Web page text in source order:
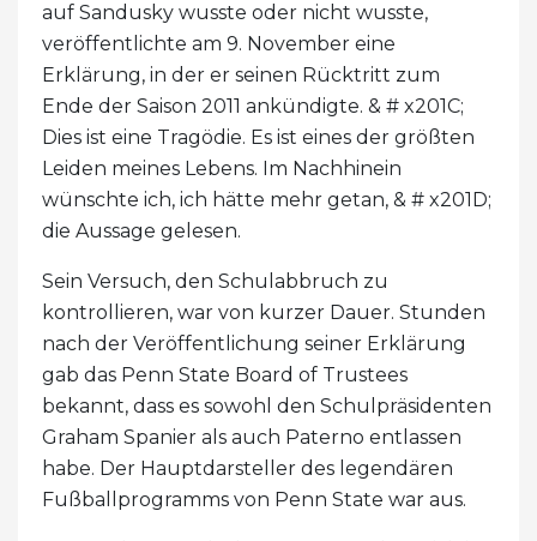
auf Sandusky wusste oder nicht wusste,
veröffentlichte am 9. November eine
Erklärung, in der er seinen Rücktritt zum
Ende der Saison 2011 ankündigte. & # x201C;
Dies ist eine Tragödie. Es ist eines der größten
Leiden meines Lebens. Im Nachhinein
wünschte ich, ich hätte mehr getan, & # x201D;
die Aussage gelesen.
Sein Versuch, den Schulabbruch zu
kontrollieren, war von kurzer Dauer. Stunden
nach der Veröffentlichung seiner Erklärung
gab das Penn State Board of Trustees
bekannt, dass es sowohl den Schulpräsidenten
Graham Spanier als auch Paterno entlassen
habe. Der Hauptdarsteller des legendären
Fußballprogramms von Penn State war aus.